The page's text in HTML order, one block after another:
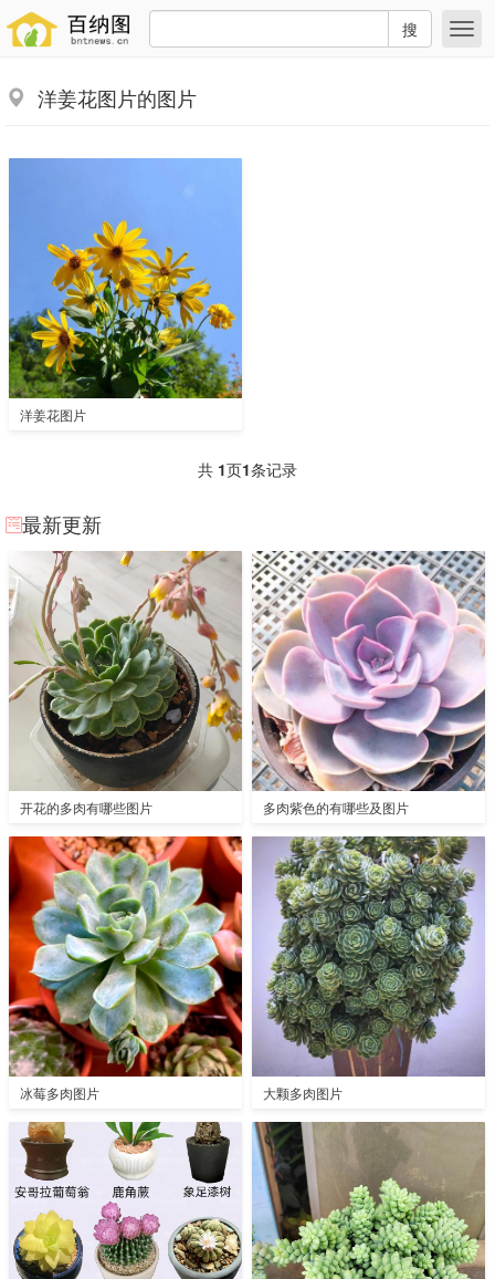
搜
洋姜花图片的图片
洋姜花图片
共 1页1条记录
最新更新
开花的多肉有哪些图片 多肉紫色的有哪些及图片
冰莓多肉图片 大颗多肉图片